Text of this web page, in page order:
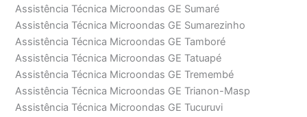
Assistência Técnica Microondas GE Sumaré
Assistência Técnica Microondas GE Sumarezinho
Assistência Técnica Microondas GE Tamboré
Assistência Técnica Microondas GE Tatuapé
Assistência Técnica Microondas GE Tremembé
Assistência Técnica Microondas GE Trianon-Masp
Assistência Técnica Microondas GE Tucuruvi